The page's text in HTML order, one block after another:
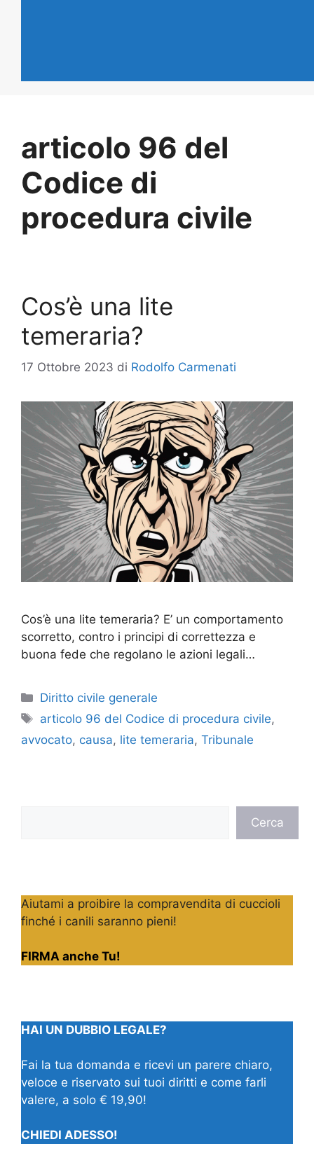
articolo 96 del
Codice di
procedura civile
Cos’è una lite
temeraria?
17 Ottobre 2023 di Rodolfo Carmenati
Cos’è una lite temeraria? E’ un comportamento
scorretto, contro i principi di correttezza e
buona fede che regolano le azioni legali…
Categorie
Diritto civile generale
Tag
articolo 96 del Codice di procedura civile,
avvocato, causa, lite temeraria, Tribunale
Cerca
Aiutami a proibire la compravendita di cuccioli
finché i canili saranno pieni!
FIRMA anche Tu!
HAI UN DUBBIO LEGALE?
Fai la tua domanda e ricevi un parere chiaro,
veloce e riservato sui tuoi diritti e come farli
valere, a solo € 19,90!
CHIEDI ADESSO!